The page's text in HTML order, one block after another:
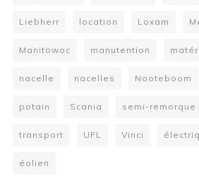
Liebherr location Loxam
Manitowoc manutention
nacelle nacelles Nooteboom
potain Scania semi-remorque
transport UFL Vinci
éolien